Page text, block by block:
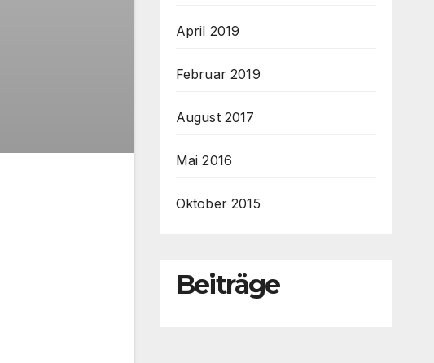
April 2019
Februar 2019
August 2017
Mai 2016
Oktober 2015
Beiträge